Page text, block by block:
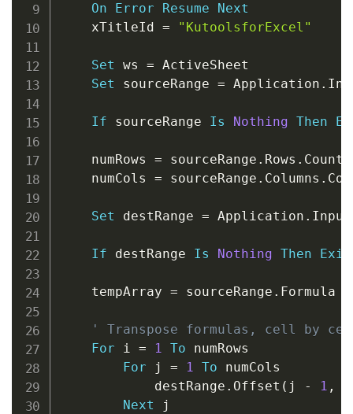
On Error Resume
Next
    xTitleId
= "KutoolsforExcel"
Set ws = ActiveSheet
Set sourceRange = Application .
If sourceRange Is Nothing Then
    numRows
= sourceRange . Rows . Count
    numCols
= sourceRange . Columns .
Set destRange = Application .
If destRange Is Nothing Then Exit
    tempArray
= sourceRange . Formula
' Transpose formulas, cell by
For i = 1 To numRows
For j = 1 To numCols
            destRange
. Offset ( j - 1 ,
Next j